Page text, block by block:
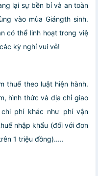
lại sự bền bỉ và an toàn
vào mùa Giángth sinh.
có thể linh hoạt trong việ
kỳ nghỉ vui vẻ!
thuế theo luật hiện hành.
hình thức và địa chỉ giao
phí khác như phí vận
nhập khẩu (đối với đơn
1 triệu đồng).....